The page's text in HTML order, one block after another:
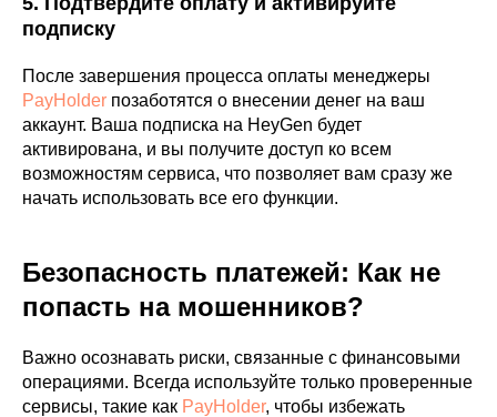
подписку
После завершения процесса оплаты менеджеры
PayHolder позаботятся о внесении денег на ваш
аккаунт. Ваша подписка на HeyGen будет
активирована, и вы получите доступ ко всем
возможностям сервиса, что позволяет вам сразу же
начать использовать все его функции.
Безопасность платежей: Как не
попасть на мошенников?
Важно осознавать риски, связанные с финансовыми
операциями. Всегда используйте только проверенные
сервисы, такие как PayHolder, чтобы избежать